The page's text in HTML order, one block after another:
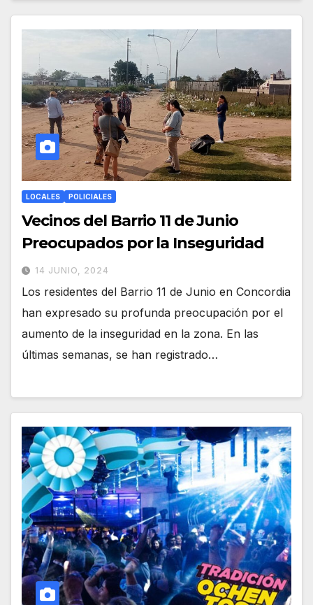
LOCALES POLICIALES
Vecinos del Barrio 11 de Junio
Preocupados por la Inseguridad
14 JUNIO, 2024
Los residentes del Barrio 11 de Junio en Concordia
han expresado su profunda preocupación por el
aumento de la inseguridad en la zona. En las
últimas semanas, se han registrado…